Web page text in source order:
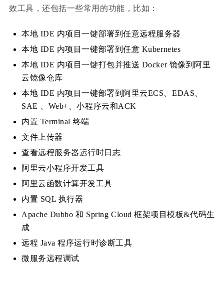
效工具，还包括一些常用的功能，比如：
本地 IDE 内项目一键部署到任意远程服务器
本地 IDE 内项目一键部署到任意 Kubernetes
本地 IDE 内项目一键打包并推送 Docker 镜像到阿里
云镜像仓库
本地 IDE 内项目一键部署到阿里云ECS、EDAS、
SAE 、Web+、小程序云和ACK
内置 Terminal 终端
文件上传器
查看远程服务器运行时日志
阿里云小程序开发工具
阿里云函数计算开发工具
内置 SQL 执行器
Apache Dubbo 和 Spring Cloud 框架项目模板&代码生
成
远程 Java 程序运行时诊断工具
微服务远程调试